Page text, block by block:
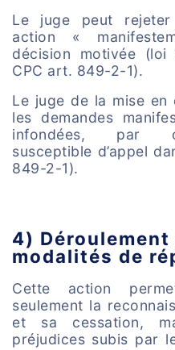
Le juge peut rejeter
action «
décision motivée
CPC art. 849-2-1).
Le juge de la mise en
les demandes
infondées, par
susceptible d’appel
849-2-1).
4) Déroulement
modalités de
Cette action
seulement la
et sa cessation,
préjudices subis par